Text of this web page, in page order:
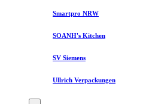
Smartpro NRW
SOANH's Kitchen
SV Siemens
Ullrich Verpackungen